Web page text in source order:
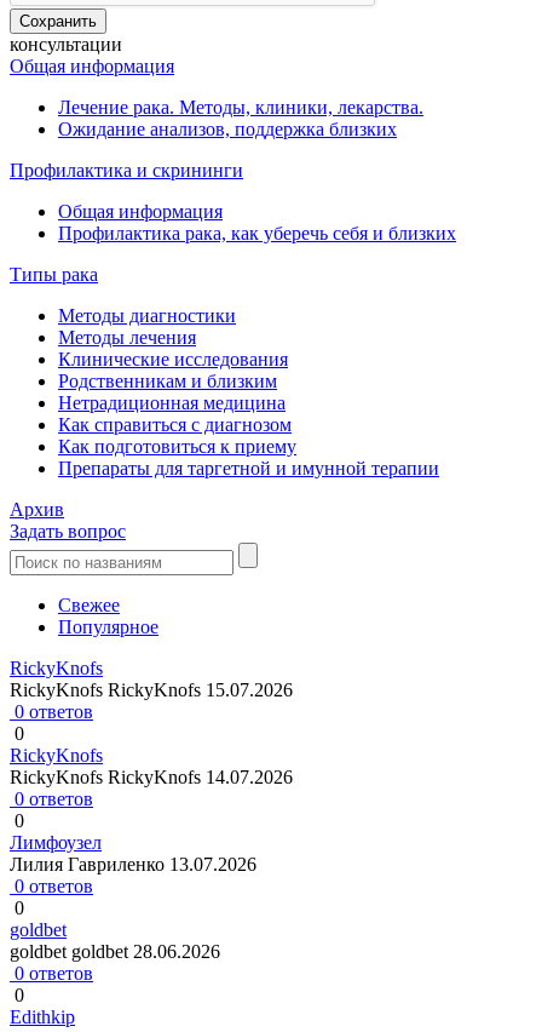
консультации
Общая информация
Лечение рака. Методы, клиники, лекарства.
Ожидание анализов, поддержка близких
Профилактика и скрининги
Общая информация
Профилактика рака, как уберечь себя и близких
Типы рака
Методы диагностики
Методы лечения
Клинические исследования
Родственникам и близким
Нетрадиционная медицина
Как справиться с диагнозом
Как подготовиться к приему
Препараты для таргетной и имунной терапии
Архив
Задать вопрос
Свежее
Популярное
RickyKnofs
RickyKnofs RickyKnofs 15.07.2026
0 ответов
0
RickyKnofs
RickyKnofs RickyKnofs 14.07.2026
0 ответов
0
Лимфоузел
Лилия Гавриленко 13.07.2026
0 ответов
0
goldbet
goldbet goldbet 28.06.2026
0 ответов
0
Edithkip